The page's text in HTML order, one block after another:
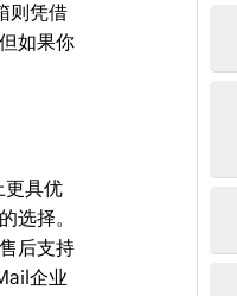
则凭借
如果你
具优
选择。
后支持
企业